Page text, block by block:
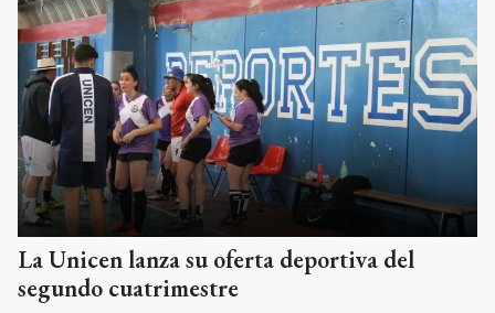
La Unicen lanza su oferta deportiva del
segundo cuatrimestre